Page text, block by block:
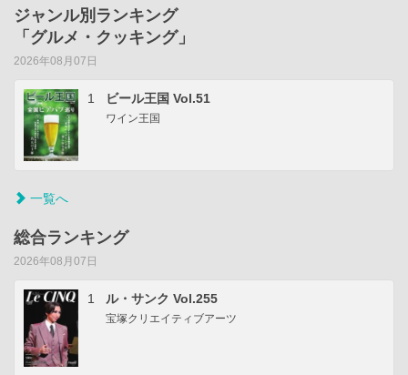
ジャンル別ランキング
「グルメ・クッキング」
2026年08月07日
1 ビール王国 Vol.51
ワイン王国
一覧へ
総合ランキング
2026年08月07日
1 ル・サンク Vol.255
宝塚クリエイティブアーツ